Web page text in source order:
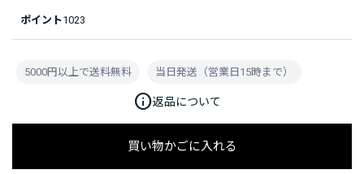
ポイント1023
買い物かごに入れる
5000円以上で送料無料 当日発送（営業日15時まで）
info返品について